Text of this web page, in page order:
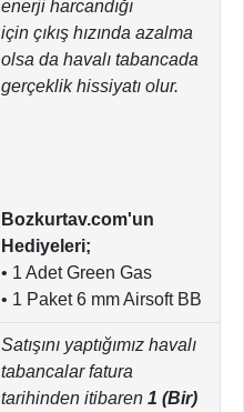
enerji harcandığı
için çıkış hızında azalma
olsa da havalı tabancada
gerçeklik hissiyatı olur.
Bozkurtav.com'un
Hediyeleri;
• 1 Adet Green Gas
• 1 Paket 6 mm Airsoft BB
Satışını yaptığımız havalı
tabancalar fatura
tarihinden itibaren 1 (Bir)